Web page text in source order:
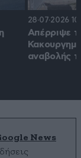
28·07·2026
Απέρριψε
αναβολής
News